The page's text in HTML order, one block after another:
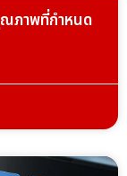
ณภาพที่กำหนด